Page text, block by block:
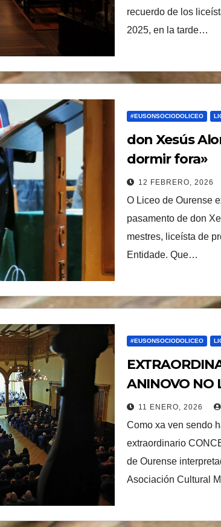
recuerdo de los
2025, en la tarde…
#EUSONSOCIODOLICEO
don Xesús
dormir fora»
12 FEBRERO, 2026
O Liceo de Ourense
pasamento de don
mestres, liceísta de
Entidade. Que…
#EUSONSOCIODOLICEO
ANINOVO NO
da Banda de
Cultural
11 ENERO, 2026
Como xa ven sendo
extraordinario
de Ourense
Asociación Cultural